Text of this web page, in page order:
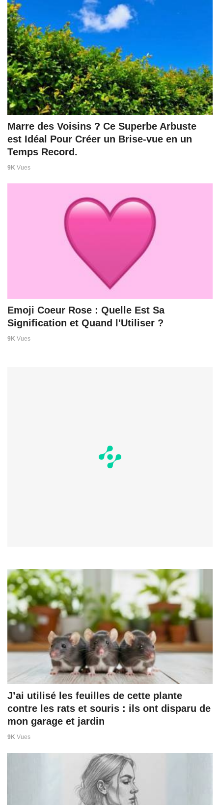
Marre des Voisins ? Ce Superbe Arbuste
est Idéal Pour Créer un Brise-vue en un
Temps Record.
9K Vues
Emoji Coeur Rose : Quelle Est Sa
Signification et Quand l'Utiliser ?
9K Vues
J’ai utilisé les feuilles de cette plante
contre les rats et souris : ils ont disparu de
mon garage et jardin
9K Vues